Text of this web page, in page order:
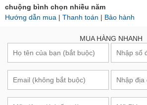
chuộng bình chọn nhiều năm
Hướng dẫn mua | Thanh toán | Bảo hành
MUA HÀNG NHANH